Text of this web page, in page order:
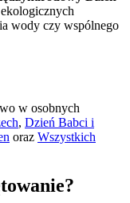
wody czy wspólnego
w osobnych
, Dzień Babci i
oraz Wszystkich